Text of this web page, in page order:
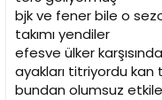
bjk ve fener bile o
takımı yendiler
efesve ülker
ayakları titriyordu kan
bundan olumsuz